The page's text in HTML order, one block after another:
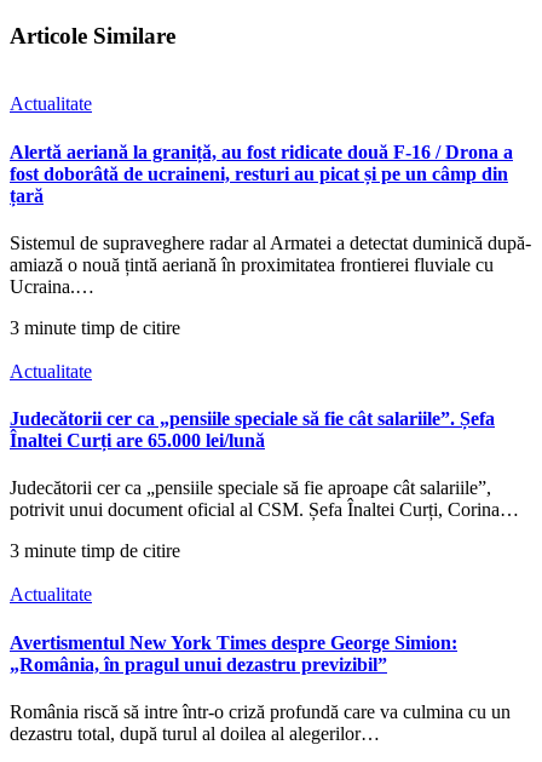
Articole Similare
Actualitate
Alertă aeriană la graniță, au fost ridicate două F-16 / Drona a
fost doborâtă de ucraineni, resturi au picat și pe un câmp din
țară
Sistemul de supraveghere radar al Armatei a detectat duminică după-
amiază o nouă țintă aeriană în proximitatea frontierei fluviale cu
Ucraina.…
3 minute timp de citire
Actualitate
Judecătorii cer ca „pensiile speciale să fie cât salariile”. Șefa
Înaltei Curți are 65.000 lei/lună
Judecătorii cer ca „pensiile speciale să fie aproape cât salariile”,
potrivit unui document oficial al CSM. Șefa Înaltei Curți, Corina…
3 minute timp de citire
Actualitate
Avertismentul New York Times despre George Simion:
„România, în pragul unui dezastru previzibil”
România riscă să intre într-o criză profundă care va culmina cu un
dezastru total, după turul al doilea al alegerilor…